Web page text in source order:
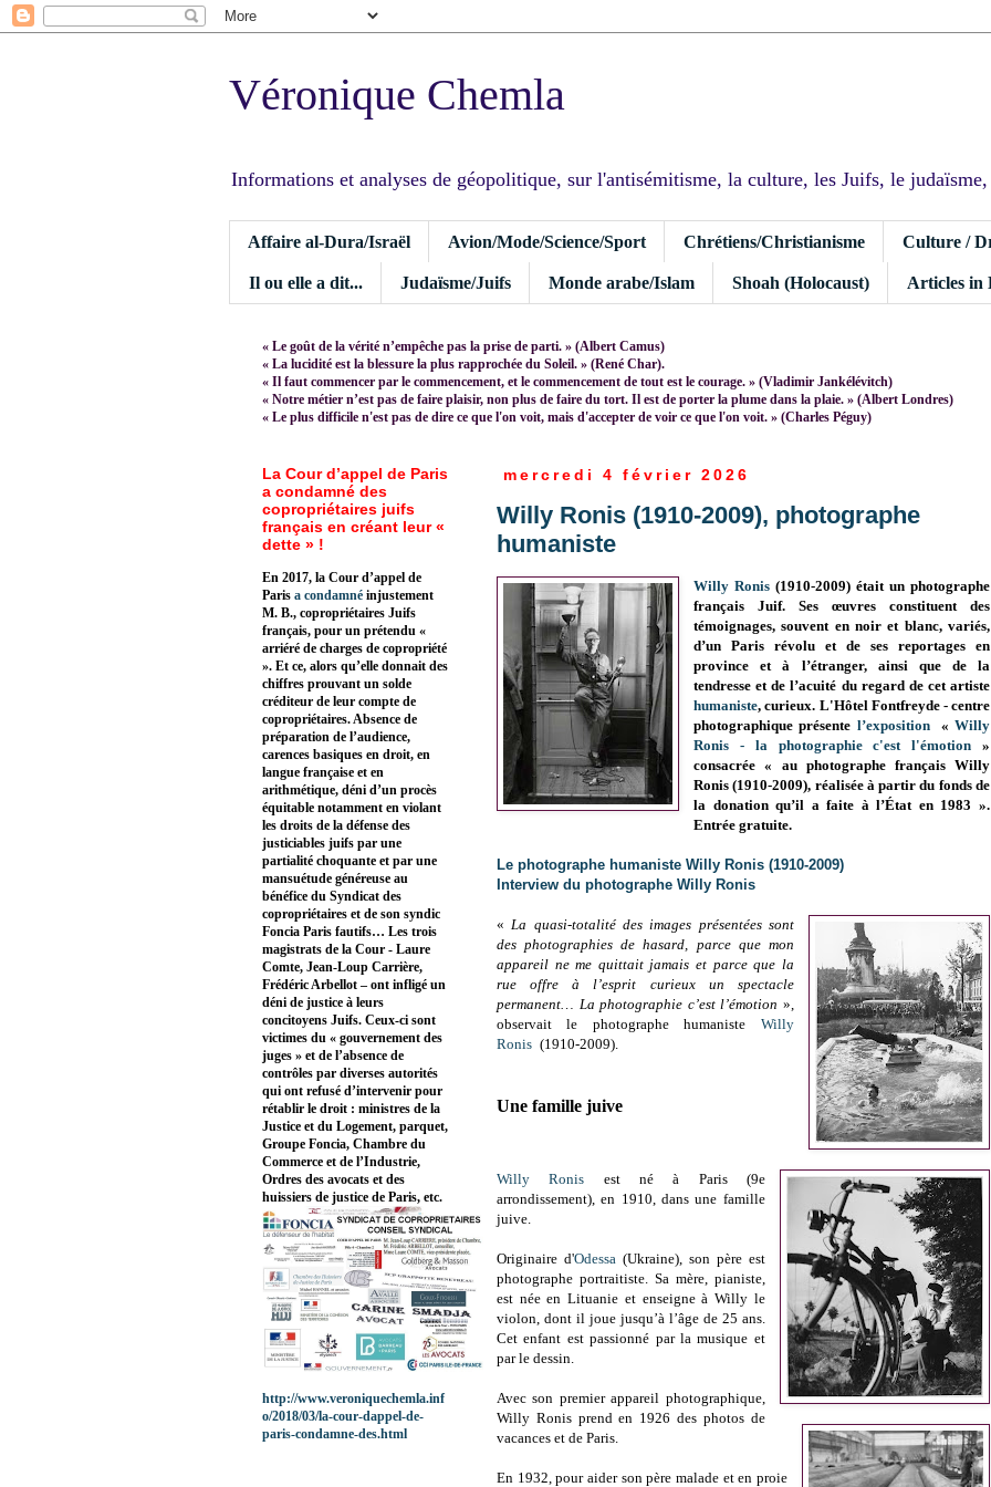
Véronique Chemla
Informations et analyses de géopolitique, sur l'antisémitisme, la culture, les Juifs, le
Affaire al-Dura/Israël Avion/Mode/Science/Sport Chrétiens/Christianisme Culture /
Il ou elle a dit... Judaïsme/Juifs Monde arabe/Islam Shoah (Holocaust) Articles in
« Le goût de la vérité n’empêche pas la prise de parti. » (Albert Camus)
« La lucidité est la blessure la plus rapprochée du Soleil. » (René Char).
« Il faut commencer par le commencement, et le commencement de tout est le courage. » (Vladimir Jankélévitch)
« Notre métier n’est pas de faire plaisir, non plus de faire du tort. Il est de porter la plume dans la plaie. » (Albert Londres)
« Le plus difficile n'est pas de dire ce que l'on voit, mais d'accepter de voir ce que l'on voit. » (Charles Péguy)
mercredi 4 février 2026
Willy Ronis (1910-2009), photographe
humaniste
Willy Ronis (1910-2009) était un photographe
français Juif. Ses œuvres constituent des
témoignages, souvent en noir et blanc, variés,
d’un Paris révolu et de ses reportages en
province et à l’étranger, ainsi que de la
tendresse et de l’acuité du regard de cet artiste
humaniste, curieux. L'Hôtel Fontfreyde - centre
photographique présente l’exposition« Willy
Ronis - la photographie c'est l'émotion
»
consacrée « au photographe français Willy
Ronis (1910-2009), réalisée à partir du fonds de
la donation qu’il a faite à l’État en 1983 ».
Entrée gratuite.
Le photographe humaniste Willy Ronis (1910-2009)
Interview du photographe Willy Ronis
«La quasi-totalité des images présentées sont
des photographies de hasard, parce que mon
appareil ne me quittait jamais et parce que la
rue offre à l’esprit curieux un spectacle
permanent… La photographie c’est l’émotion »,
observait le photographe humaniste Willy
Ronis (1910-2009).
Une famille juive
Willy Ronis est né à Paris (9e
arrondissement), en 1910, dans une famille
juive.
Originaire d'Odessa(Ukraine), son père est
photographe portraitiste. Sa mère, pianiste,
est née en Lituanie et enseigne à Willy le
violon, dont il joue jusqu’à l’âge de 25 ans.
Cet enfant est passionné par la musique et
par le dessin.
Avec son premier appareil photographique,
Willy Ronis prend en 1926 des photos de
vacances et de Paris.
En 1932, pour aider son père malade et en proie
La Cour d’appel de Paris
a condamné des
copropriétaires juifs
français en créant leur «
dette » !
En 2017, la Cour d’appel de
Paris a condamné injustement
M. B., copropriétaires Juifs
français, pour un prétendu «
arriéré de charges de copropriété
». Et ce, alors qu’elle donnait des
chiffres prouvant un solde
créditeur de leur compte de
copropriétaires. Absence de
préparation de l’audience,
carences basiques en droit, en
langue française et en
arithmétique, déni d’un procès
équitable notamment en violant
les droits de la défense des
justiciables juifs par une
partialité choquante et par une
mansuétude généreuse au
bénéfice du Syndicat des
copropriétaires et de son syndic
Foncia Paris fautifs… Les trois
magistrats de la Cour - Laure
Comte, Jean-Loup Carrière,
Frédéric Arbellot – ont infligé un
déni de justice à leurs
concitoyens Juifs. Ceux-ci sont
victimes du « gouvernement des
juges » et de l’absence de
contrôles par diverses autorités
qui ont refusé d’intervenir pour
rétablir le droit : ministres de la
Justice et du Logement, parquet,
Groupe Foncia, Chambre du
Commerce et de l’Industrie,
Ordres des avocats et des
huissiers de justice de Paris, etc.
http://www.veroniquechemla.inf
o/2018/03/la-cour-dappel-de-
paris-condamne-des.html